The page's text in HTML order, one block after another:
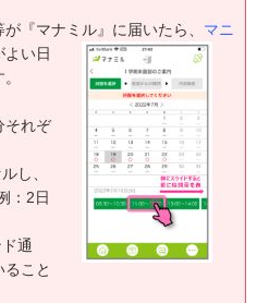
『マナミル』に届いたら
マニ
よい日
それぞ
し、
：2日
通
こと